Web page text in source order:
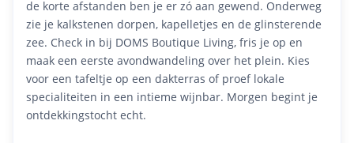
de korte afstanden ben je er zó aan gewend. Onderweg
zie je kalkstenen dorpen, kapelletjes en de glinsterende
zee. Check in bij DOMS Boutique Living, fris je op en
maak een eerste avondwandeling over het plein. Kies
voor een tafeltje op een dakterras of proef lokale
specialiteiten in een intieme wijnbar. Morgen begint je
ontdekkingstocht echt.